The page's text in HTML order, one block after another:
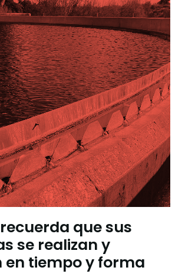
recuerda que sus
se realizan y
en tiempo y forma